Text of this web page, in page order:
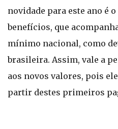
novidade para este ano é
benefícios, que
mínimo nacional, como
brasileira. Assim, vale a
aos novos valores, pois
partir destes primeiros